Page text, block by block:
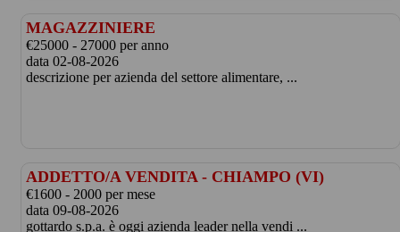
MAGAZZINIERE
€25000 - 27000 per anno
data 02-08-2026
descrizione per azienda del settore alimentare, ...
ADDETTO/A VENDITA - CHIAMPO (VI)
€1600 - 2000 per mese
data 09-08-2026
gottardo s.p.a. è oggi azienda leader nella vendi ...